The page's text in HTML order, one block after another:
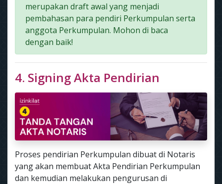
merupakan draft awal yang menjadi
pembahasan para pendiri Perkumpulan serta
anggota Perkumpulan. Mohon di baca
dengan baik!
4. Signing Akta Pendirian
Proses pendirian Perkumpulan dibuat di Notaris
yang akan membuat Akta Pendirian Perkumpulan
dan kemudian melakukan pengurusan di